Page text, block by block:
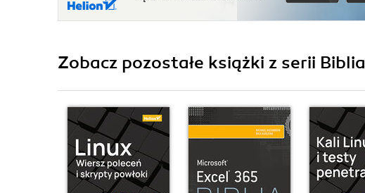
Zobacz pozostałe książki z serii Biblia